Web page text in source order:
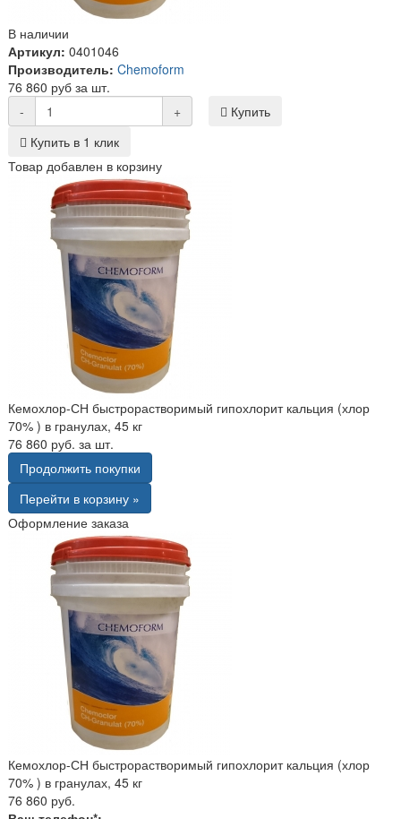
В наличии
Артикул: 0401046
Производитель: Chemoform
76 860 руб за шт.
-
+
Купить
Купить в 1 клик
Товар добавлен в корзину
Кемохлор-СН быстрорастворимый гипохлорит кальция (хлор
70% ) в гранулах, 45 кг
76 860 руб. за шт.
Продолжить покупки
Перейти в корзину »
Оформление заказа
Кемохлор-СН быстрорастворимый гипохлорит кальция (хлор
70% ) в гранулах, 45 кг
76 860 руб.